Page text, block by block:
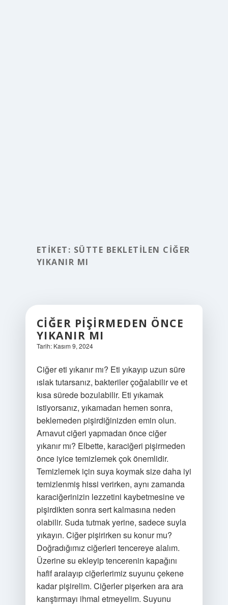
ETIKET: SÜTTE BEKLETILEN CIĞER
YIKANIR MI
CIĞER PIŞIRMEDEN ÖNCE
YIKANIR MI
Tarih: Kasım 9, 2024
Ciğer eti yıkanır mı? Eti yıkayıp uzun süre
ıslak tutarsanız, bakteriler çoğalabilir ve et
kısa sürede bozulabilir. Eti yıkamak
istiyorsanız, yıkamadan hemen sonra,
beklemeden pişirdiğinizden emin olun.
Arnavut ciğeri yapmadan önce ciğer
yıkanır mı? Elbette, karaciğeri pişirmeden
önce iyice temizlemek çok önemlidir.
Temizlemek için suya koymak size daha iyi
temizlenmiş hissi verirken, aynı zamanda
karaciğerinizin lezzetini kaybetmesine ve
pişirdikten sonra sert kalmasına neden
olabilir. Suda tutmak yerine, sadece suyla
yıkayın. Ciğer pişirirken su konur mu?
Doğradığımız ciğerleri tencereye alalım.
Üzerine su ekleyip tencerenin kapağını
hafif aralayıp ciğerlerimiz suyunu çekene
kadar pişirelim. Ciğerler pişerken ara ara
karıştırmayı ihmal etmeyelim. Suyunu